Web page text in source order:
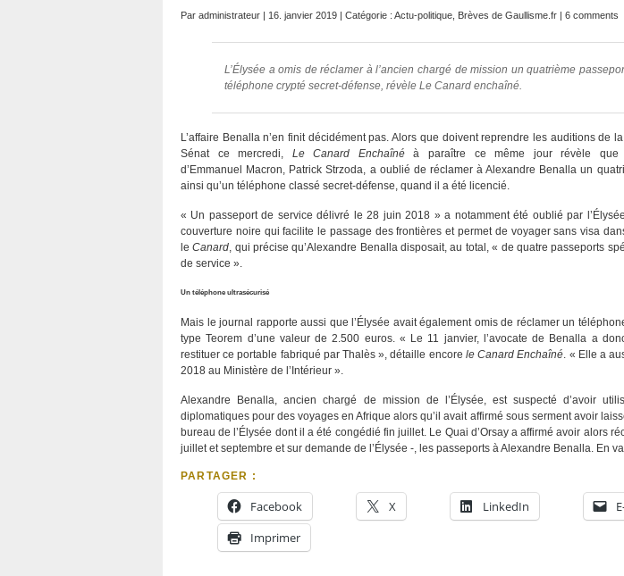
Par administrateur | 16. janvier 2019 | Catégorie : Actu-politique Brèves de Gaullisme.fr | 6 comments
L’Élysée a omis de réclamer à l’ancien chargé de mission un quatrième
téléphone crypté secret-défense, révèle Le Canard enchaîné.
L’affaire Benalla n’en finit décidément pas. Alors que doivent reprendre les auditions de
Sénat ce mercredi, Le Canard Enchaînéà paraître ce même jour révèle que
d’Emmanuel Macron, Patrick Strzoda, a oublié de réclamer à Alexandre Benalla un
ainsi qu’un téléphone classé secret-défense, quand il a été licencié.
« Un passeport de service délivré le 28 juin 2018 » a notamment été oublié par
couverture noire qui facilite le passage des frontières et permet de voyager sans visa
leCanard, qui précise qu’Alexandre Benalla disposait, au total, « de quatre passeports
de service ».
Un téléphone ultrasécurisé
Mais le journal rapporte aussi que l’Élysée avait également omis de réclamer un
type Teorem d’une valeur de 2.500 euros. « Le 11 janvier, l’avocate de Benalla a
restituer ce portable fabriqué par Thalès », détaille encore le Canard Enchaîné. « Elle a
2018 au Ministère de l’Intérieur ».
Alexandre Benalla, ancien chargé de mission de l’Élysée, est suspecté d’avoir
diplomatiques pour des voyages en Afrique alors qu’il avait affirmé sous serment avoir
bureau de l’Élysée dont il a été congédié fin juillet. Le Quai d’Orsay a affirmé avoir alors
juillet et septembre et sur demande de l’Élysée -, les passeports à Alexandre Benalla. En
PARTAGER :
Facebook X LinkedIn
Imprimer